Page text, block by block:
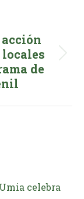
de
celebra